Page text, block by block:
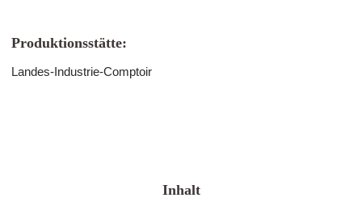
Produktionsstätte:
Landes-Industrie-Comptoir
Inhalt